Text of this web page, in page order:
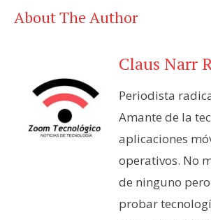
About The Author
Claus Narr
Periodista
Amante de la
aplicaciones
operativos. No
de ninguno
probar